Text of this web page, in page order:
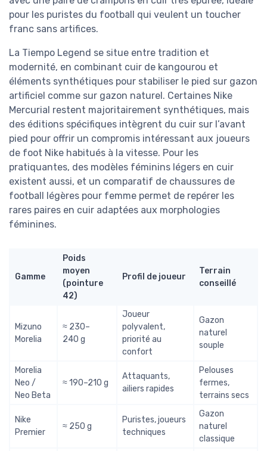
pour les puristes du football qui veulent un toucher
franc sans artifices.
La Tiempo Legend se situe entre tradition et
modernité, en combinant cuir de kangourou et
éléments synthétiques pour stabiliser le pied sur gazon
artificiel comme sur gazon naturel. Certaines Nike
Mercurial restent majoritairement synthétiques, mais
des éditions spécifiques intègrent du cuir sur l’avant
pied pour offrir un compromis intéressant aux joueurs
de foot Nike habitués à la vitesse. Pour les
pratiquantes, des modèles féminins légers en cuir
existent aussi, et un comparatif de chaussures de
football légères pour femme permet de repérer les
rares paires en cuir adaptées aux morphologies
féminines.
Gamme
Poids
moyen
(pointure
42)
Profil de joueur
Terrain
conseillé
Mizuno
Morelia
≈ 230–
240 g
Joueur
polyvalent,
priorité au
confort
Gazon
naturel
souple
Morelia
Neo /
Neo Beta
≈ 190–210 g
Attaquants,
ailiers rapides
Pelouses
fermes,
terrains secs
Nike
Premier
≈ 250 g
Puristes, joueurs
techniques
Gazon
naturel
classique